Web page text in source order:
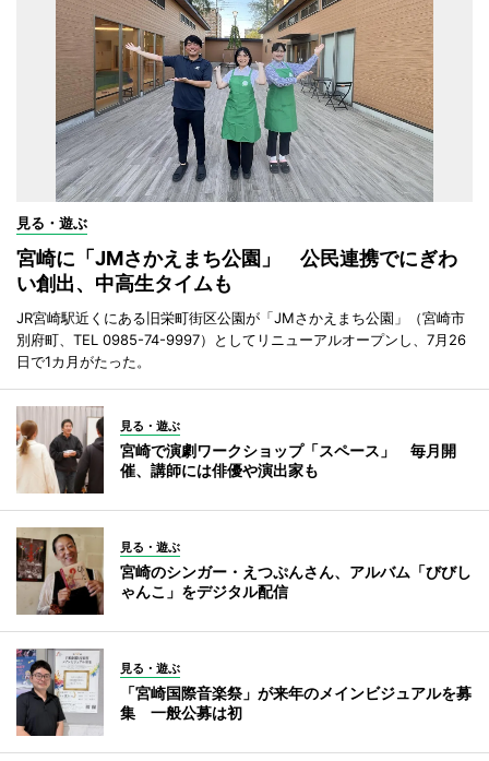
見る・遊ぶ
宮崎に「JMさかえまち公園」 公民連携でにぎわ
い創出、中高生タイムも
JR宮崎駅近くにある旧栄町街区公園が「JMさかえまち公園」（宮崎市
別府町、TEL 0985-74-9997）としてリニューアルオープンし、7月26
日で1カ月がたった。
見る・遊ぶ
宮崎で演劇ワークショップ「スペース」 毎月開
催、講師には俳優や演出家も
見る・遊ぶ
宮崎のシンガー・えつぷんさん、アルバム「びびし
ゃんこ」をデジタル配信
見る・遊ぶ
「宮崎国際音楽祭」が来年のメインビジュアルを募
集 一般公募は初